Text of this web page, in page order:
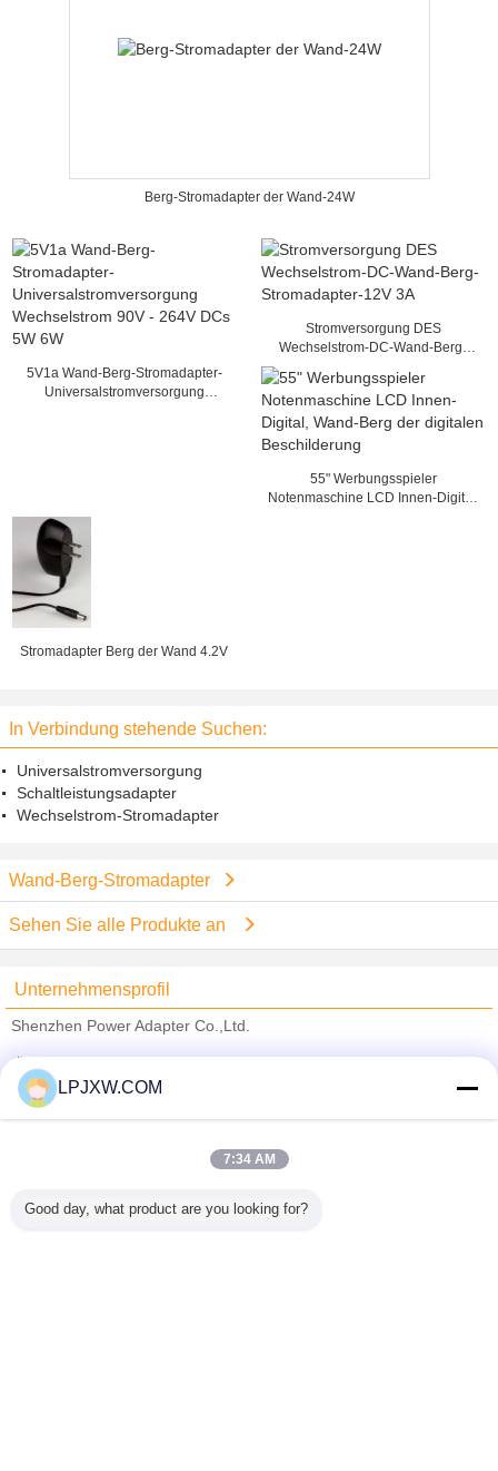
Berg-Stromadapter der Wand-24W
5V1a Wand-Berg-Stromadapter-
Universalstromversorgung
Stromversorgung DES
Wechselstrom-DC-Wand-Berg-
55" Werbungsspieler
Notenmaschine LCD Innen-Digital,
Stromadapter Berg der Wand 4.2V
In Verbindung stehende Suchen:
Universalstromversorgung
Schaltleistungsadapter
Wechselstrom-Stromadapter
Wand-Berg-Stromadapter
Sehen Sie alle Produkte an
Unternehmensprofil
Shenzhen Power Adapter Co.,Ltd.
Trust Seal
Verified Suplier
Alle Produkte
LPJXW.COM
7:34 AM
Good day, what product are you looking for?